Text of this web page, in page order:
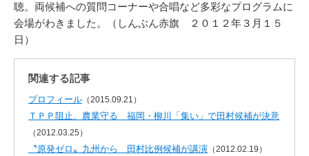
聴。両候補への質問コーナーや合唱など多彩なプログラムに
会場がわきました。（しんぶん赤旗 ２０１２年３月１５
日）
関連する記事
プロフィール （2015.09.21）
ＴＰＰ阻止、農業守る 福岡・柳川「集い」で田村候補が決意
（2012.03.25）
〝原発ゼロ〟九州から 田村比例候補が講演 （2012.02.19）